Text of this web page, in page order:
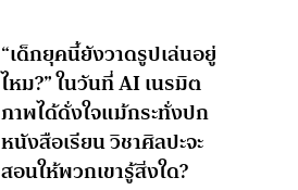
“เด็กยุคนี้ยังวาดรูปเล่นอยู่
ไหม?” ในวันที่ AI เนรมิต
ภาพได้ดั่งใจแม้กระทั่งปก
หนังสือเรียน วิชาศิลปะจะ
สอนให้พวกเขารู้สิ่งใด?